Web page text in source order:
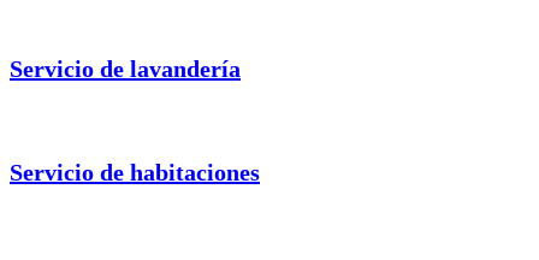
Servicio de lavandería
Servicio de habitaciones